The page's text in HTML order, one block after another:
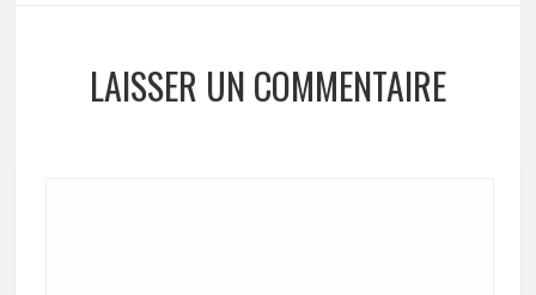
LAISSER UN COMMENTAIRE